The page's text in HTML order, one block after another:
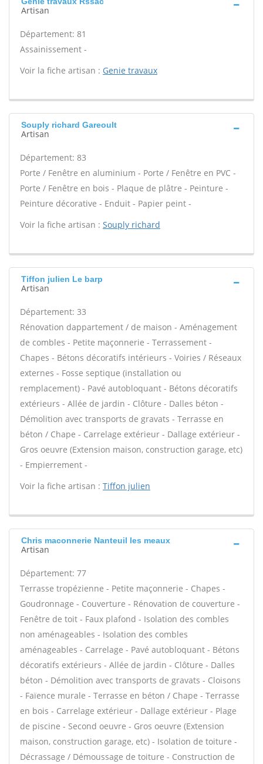
Artisan
Département: 81
Assainissement -
Voir la fiche artisan : Genie travaux
Souply richard Gareoult
Artisan
Département: 83
Porte / Fenêtre en aluminium - Porte / Fenêtre en PVC -
Porte / Fenêtre en bois - Plaque de plâtre - Peinture -
Peinture décorative - Enduit - Papier peint -
Voir la fiche artisan : Souply richard
Tiffon julien Le barp
Artisan
Département: 33
Rénovation dappartement / de maison - Aménagement
de combles - Petite maçonnerie - Terrassement -
Chapes - Bétons décoratifs intérieurs - Voiries / Réseaux
externes - Fosse septique (installation ou
remplacement) - Pavé autobloquant - Bétons décoratifs
extérieurs - Allée de jardin - Clôture - Dalles béton -
Démolition avec transports de gravats - Terrasse en
béton / Chape - Carrelage extérieur - Dallage extérieur -
Gros oeuvre (Extension maison, construction garage, etc)
- Empierrement -
Voir la fiche artisan : Tiffon julien
Chris maconnerie Nanteuil les meaux
Artisan
Département: 77
Terrasse tropézienne - Petite maçonnerie - Chapes -
Goudronnage - Couverture - Rénovation de couverture -
Fenêtre de toit - Faux plafond - Isolation des combles
non aménageables - Isolation des combles
aménageables - Carrelage - Pavé autobloquant - Bétons
décoratifs extérieurs - Allée de jardin - Clôture - Dalles
béton - Démolition avec transports de gravats - Cloisons
- Faïence murale - Terrasse en béton / Chape - Terrasse
en bois - Carrelage extérieur - Dallage extérieur - Plage
de piscine - Second oeuvre - Gros oeuvre (Extension
maison, construction garage, etc) - Isolation de toiture -
Décrassage / Démoussage de toiture - Construction de